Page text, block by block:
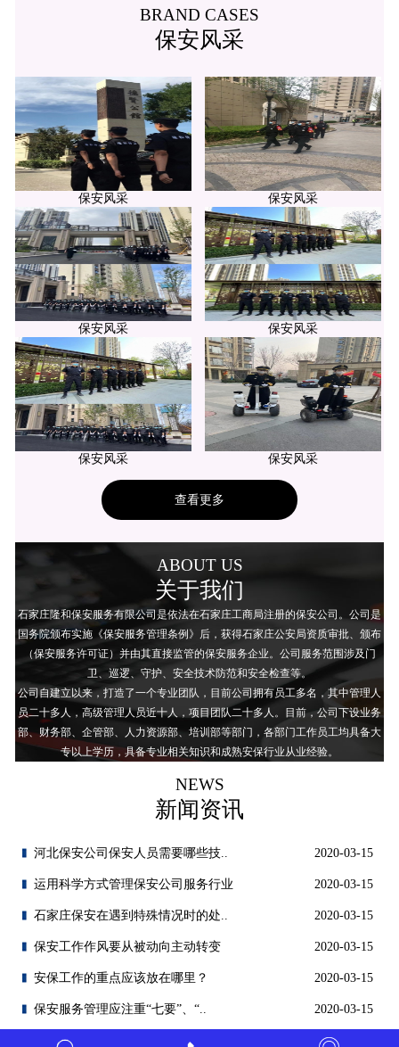
BRAND CASES
保安风采
保安风采 保安风采
保安风采 保安风采
保安风采 保安风采
查看更多
ABOUT US
关于我们
石家庄隆和保安服务有限公司是依法在石家庄工商局注册的保安公司。公司是
国务院颁布实施《保安服务管理条例》后，获得石家庄公安局资质审批、颁布
（保安服务许可证）并由其直接监管的保安服务企业。公司服务范围涉及门
卫、巡逻、守护、安全技术防范和安全检查等。
公司自建立以来，打造了一个专业团队，目前公司拥有员工多名，其中管理人
员二十多人，高级管理人员近十人，项目团队二十多人。目前，公司下设业务
部、财务部、企管部、人力资源部、培训部等部门，各部门工作员工均具备大
专以上学历，具备专业相关知识和成熟安保行业从业经验。
NEWS
新闻资讯
河北保安公司保安人员需要哪些技.. 2020-03-15
运用科学方式管理保安公司服务行业 2020-03-15
石家庄保安在遇到特殊情况时的处.. 2020-03-15
保安工作作风要从被动向主动转变 2020-03-15
安保工作的重点应该放在哪里？ 2020-03-15
保安服务管理应注重“七要”、“.. 2020-03-15